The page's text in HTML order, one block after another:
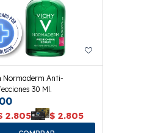
Normaderm Anti-
30 Ml.
2.805 $ 2.805